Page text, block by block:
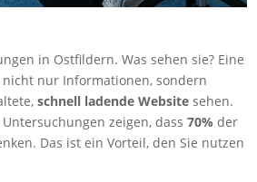
in Ostfildern. Was sehen sie? Eine
nur Informationen, sondern
schnell ladende Website sehen.
zeigen, dass70% der
Das ist ein Vorteil, den Sie nutzen